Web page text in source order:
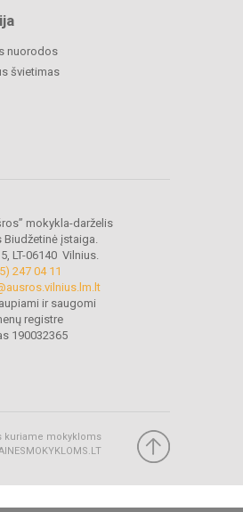
nuorodos
švietimas
mokykla-darželis
įstaiga.
LT-06140 Vilnius.
247 04 11
ir saugomi
registre
190032365
kuriame mokykloms